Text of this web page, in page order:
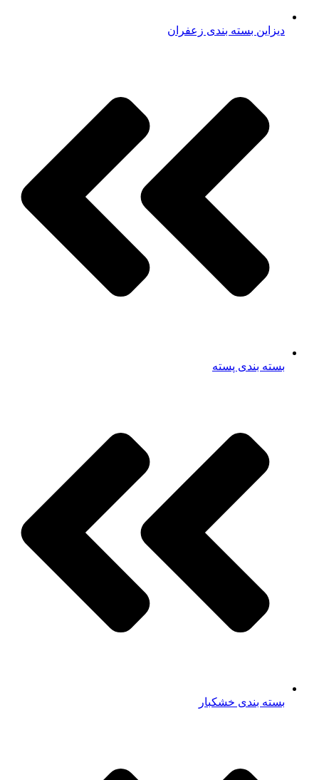
دیزاین بسته بندی زعفران
بسته بندی پسته
بسته بندی خشکبار